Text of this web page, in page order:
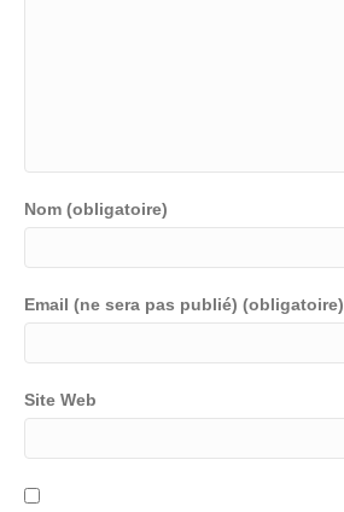
Nom (obligatoire)
Email (ne sera pas publié) (obligatoire)
Site Web